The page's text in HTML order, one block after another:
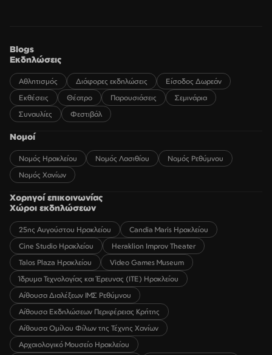
Blogs
Εκδηλώσεις
Αθλητισμός Διάφορες εκδηλώσεις
Είσοδος Δωρεάν
Εκθέσεις
Θέατρο Παρουσιάσεις
Σεμινάρια
Συναυλίες
Φεστιβάλ
Νομοί
Νομός Ηρακλείου Νομός Λασιθίου
Νομός Ρεθύμνου
Νομός Χανίων
Χορηγοί επικοινωνίας
Χώροι εκδηλώσεων
25ης Αυγούστου Ηρακλείου
Candia Maris Ηρακλείου
Cine Studio Ηρακλείου
Heraklion Improv Theater
Talos Plaza Ηρακλείου
Video Games Museum
Ίδρυμα Τεχνολογίας και Έρευνας (ΙΤΕ) Ηρακλείου
Αίθουσα Διαλέξεων ΙΜΣ Ρεθύμνου
Αίθουσα Εκδηλώσεων Περιφέρειας Κρήτης
Αίθουσα Ομίλου Φίλων της Τέχνης Χανίων
Αρχαιολογικό Μουσείο Ηρακλείου